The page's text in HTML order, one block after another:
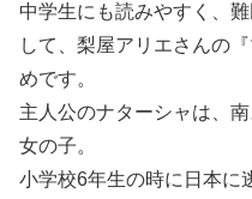
中学生にも読みやすく、
して、梨屋アリエさんの
めです。
主人公のナターシャは、
女の子。
小学校6年生の時に日本に